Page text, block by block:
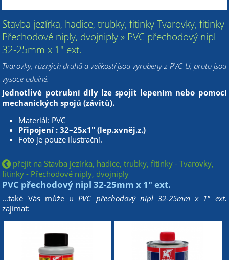
Stavba jezírka, hadice, trubky, fitinky Tvarovky, fitinky
Přechodové niply, dvojniply » PVC přechodový nipl
32-25mm x 1" ext.
Tvarovky, různých druhů a velikostí jsou vyrobeny z PVC-U, proto jsou
vysoce odolné.
Jednotlivé potrubní díly lze spojit lepením nebo pomocí
mechanických spojů (závitů).
Materiál: PVC
Připojení : 32–25x1" (lep.xvněj.z.)
Foto je pouze ilustrační.
přejít na Stavba jezírka, hadice, trubky, fitinky - Tvarovky,
fitinky - Přechodové niply, dvojniply
PVC přechodový nipl 32-25mm x 1" ext.
...také Vás může u PVC přechodový nipl 32-25mm x 1" ext.
zajímat: